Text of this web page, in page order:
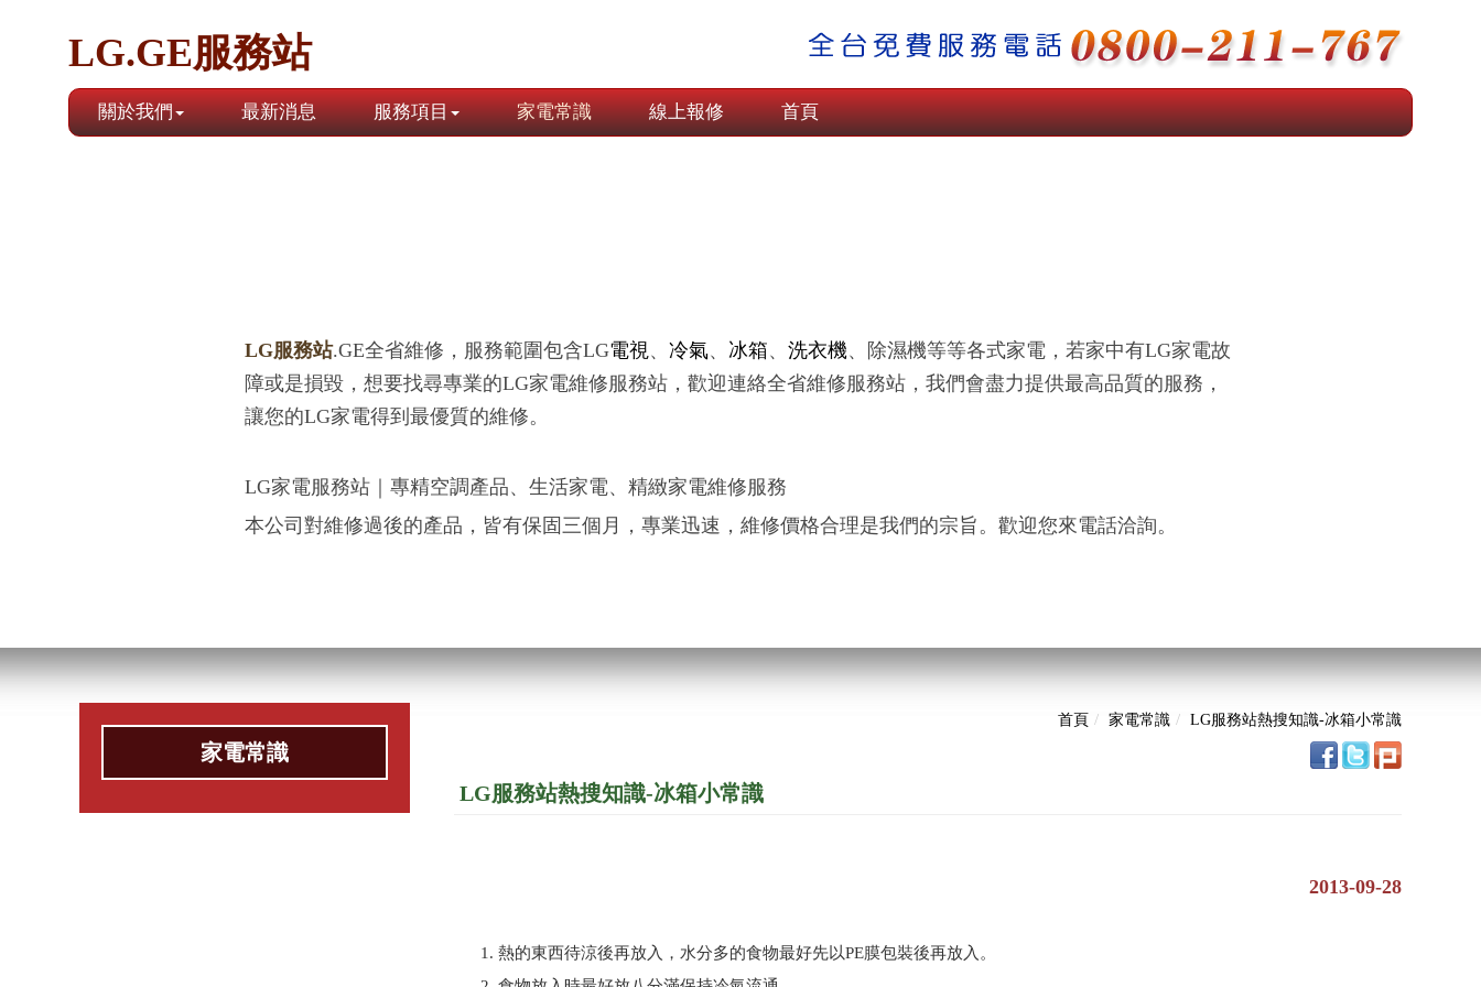
LG.GE服務站
關於我們 最新消息 服務項目 家電常識 線上報修 首頁
LG服務站.GE全省維修，服務範圍包含LG電視、 冷氣、 冰箱、 洗衣機、除濕機等等各式家電，若家中有LG家電故
障或是損毀，想要找尋專業的LG家電維修服務站，歡迎連絡全省維修服務站，我們會盡力提供最高品質的服務，
讓您的LG家電得到最優質的維修。
LG家電服務站｜專精空調產品、生活家電、精緻家電維修服務
本公司對維修過後的產品，皆有保固三個月，專業迅速，維修價格合理是我們的宗旨。歡迎您來電話洽詢。
家電常識
首頁 家電常識 LG服務站熱搜知識-冰箱小常識
LG服務站熱搜知識-冰箱小常識
2013-09-28
熱的東西待涼後再放入，水分多的食物最好先以PE膜包裝後再放入。